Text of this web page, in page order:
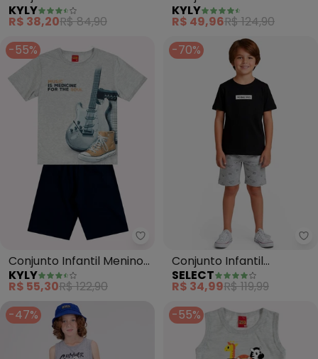
Praia (Cinza)
KYLY
R$ 38,20R$ 84,90
Camaleão (Cinza)
KYLY
R$ 49,96R$ 124,90
-55%
Kyly - Conjunto Infantil Menino
Conjunto Infantil Menino
em Algodão (Cinza)
KYLY
R$ 55,30R$ 122,90
-70%
Conjunto Infantil
Camiseta e Bermuda
(Cinza)
SELECT
R$ 34,99R$ 119,99
-47%
-55%